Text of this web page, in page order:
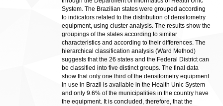
System. The Brazilian states were grouped according
to indicators related to the distribution of densitometry
equipment, using cluster analysis. The results show the
groupings of the states according to similar
characteristics and according to their differences. The
hierarchical classification analysis (Ward Method)
suggests that the 26 states and the Federal District can
be classified into five distinct groups. The final data
show that only one third of the densitometry equipment
in use in Brazil is available in the Health Unic System
and only 9.6% of the municipalities in the country have
the equipment. It is concluded, therefore, that the